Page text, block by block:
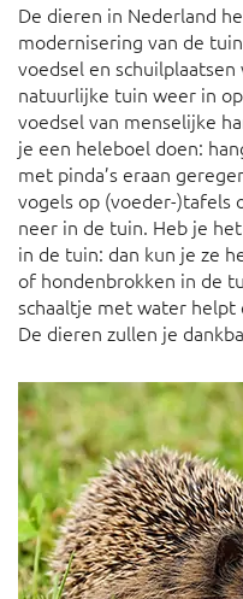
De dieren in Nederland
modernisering van de
voedsel en
natuurlijke tuin weer in
voedsel van menselijke
je een heleboel doen:
met pinda’s eraan
vogels op (voeder-
neer in de tuin. Heb je
in de tuin: dan kun je ze
of hondenbrokken in de
schaaltje met water
De dieren zullen je